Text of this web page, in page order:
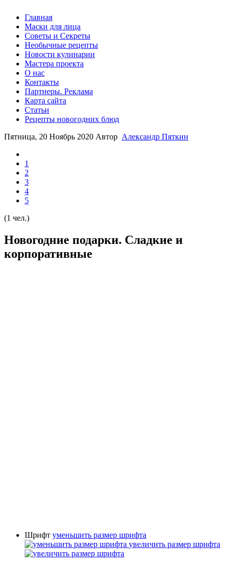
Главная
Маски для лица
Советы и Секреты
Необычные рецепты
Новости кулинарии
Мастера проекта
О нас
Контакты
Партнеры. Реклама
Карта сайта
Статьи
Рецепты новогодних блюд
Пятница, 20 Ноябрь 2020 Автор Александр Пяткин
1
2
3
4
5
(1 чел.)
Новогодние подарки. Сладкие и
корпоративные
Шрифт уменьшить размер шрифта
увеличить размер шрифта